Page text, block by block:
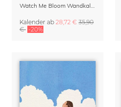
Watch Me Bloom Wandkalender 2027
Kalender ab 28,72 € 35,90
€ -20%